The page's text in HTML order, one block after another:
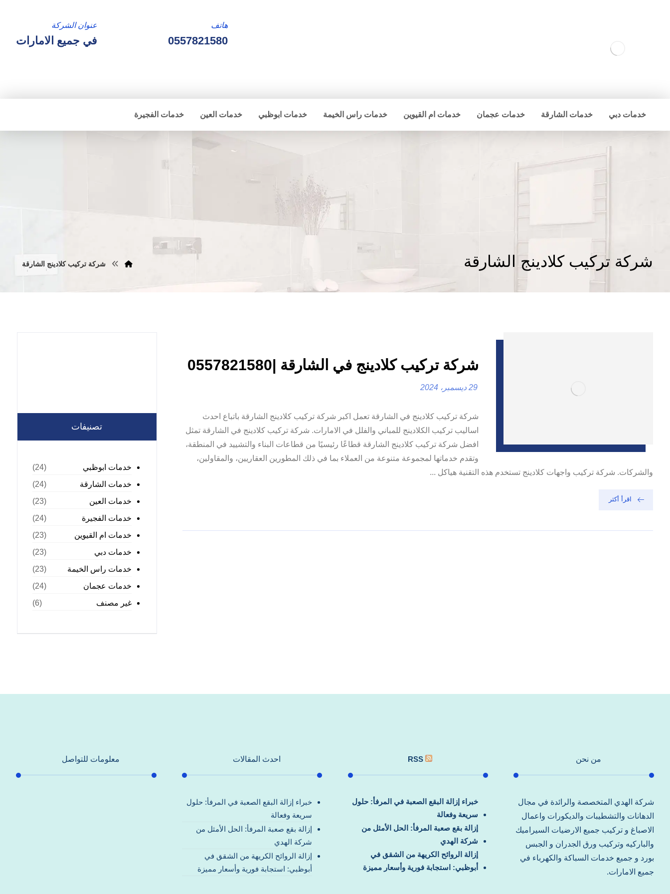
عنوان الشركة
في جميع الامارات
هاتف
0557821580
خدمات دبي خدمات الشارقة خدمات عجمان خدمات ام القيوين خدمات راس الخيمة خدمات ابوظبي خدمات العين خدمات الفجيرة
شركة تركيب كلادينج الشارقة شركة تركيب كلادينج الشارقة
شركة تركيب كلادينج في الشارقة |0557821580
29 ديسمبر، 2024
شركة تركيب كلادينج في الشارقة تعمل اكبر شركة تركيب كلادينج الشارقة باتباع احدث
اساليب تركيب الكلادينج للمباني والفلل في الامارات. شركة تركيب كلادينج في الشارقة تمثل
افضل شركة تركيب كلادينج الشارقة قطاعًا رئيسيًا من قطاعات البناء والتشييد في المنطقة،
وتقدم خدماتها لمجموعة متنوعة من العملاء بما في ذلك المطورين العقاريين، والمقاولين،
والشركات. شركة تركيب واجهات كلادينج‏ تستخدم هذه التقنية هياكل ...
اقرأ أكثر
تصنيفات
خدمات ابوظبي
(24)
خدمات الشارقة
(24)
خدمات العين
(23)
خدمات الفجيرة
(24)
خدمات ام القيوين
(23)
خدمات دبي
(23)
خدمات راس الخيمة
(23)
خدمات عجمان
(24)
غير مصنف
(6)
من نحن
شركة الهدي المتخصصة والرائدة في مجال
الدهانات والتشطيبات والديكورات واعمال
الاصباغ و تركيب جميع الارضيات السيراميك
والباركيه وتركيب ورق الجدران و الجبس
بورد و جميع خدمات السباكة والكهرباء في
جميع الامارات.
RSS
خبراء إزالة البقع الصعبة في المرفأ: حلول
سريعة وفعالة
إزالة بقع صعبة المرفأ: الحل الأمثل من
شركة الهدي
إزالة الروائح الكريهة من الشقق في
أبوظبي: استجابة فورية وأسعار مميزة
احدث المقالات
خبراء إزالة البقع الصعبة في المرفأ: حلول
سريعة وفعالة
إزالة بقع صعبة المرفأ: الحل الأمثل من
شركة الهدي
إزالة الروائح الكريهة من الشقق في
أبوظبي: استجابة فورية وأسعار مميزة
معلومات للتواصل